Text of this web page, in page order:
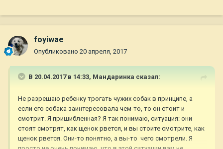
foyiwae
Опубликовано 20 апреля, 2017
В 20.04.2017 в 14:33, Мандаринка сказал:
Не разрешаю ребенку трогать чужих собак в принципе, а
если его собака заинтересовала чем-то, то он стоит и
смотрит. Я пришибленная? Я так понимаю, ситуация: они
стоят смотрят, как щенок рвется, и вы стоите смотрите, как
щенок рвется. Они-то понятно, а вы-то чего смотрели. Я